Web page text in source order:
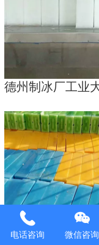
电话咨询 微信咨询